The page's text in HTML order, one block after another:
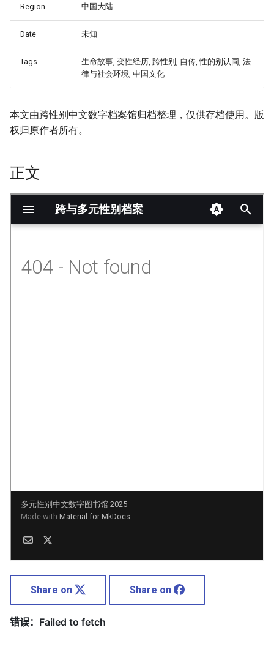
Region 中国大陆
Date 未知
Tags
生命故事, 变性经历, 跨性别, 自传, 性的别认同, 法
律与社会环境, 中国文化
本文由跨性别中文数字档案馆归档整理，仅供存档使用。版
权归原作者所有。
正文
Share on Share on